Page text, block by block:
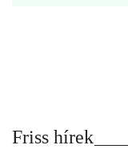
Friss hírek